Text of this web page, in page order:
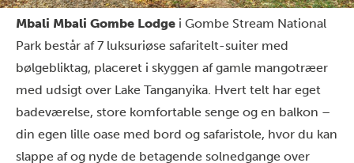
Mbali Mbali Gombe Lodge i Gombe Stream National
Park består af 7 luksuriøse safaritelt-suiter med
bølgebliktag, placeret i skyggen af gamle mangotræer
med udsigt over Lake Tanganyika. Hvert telt har eget
badeværelse, store komfortable senge og en balkon –
din egen lille oase med bord og safaristole, hvor du kan
slappe af og nyde de betagende solnedgange over